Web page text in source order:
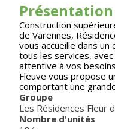
Présentation
Construction
de Varennes,
vous accueille dans
tous les services,
attentive à vos
Fleuve vous propose
comportant une
Groupe
Les Résidences Fleur
Nombre d'unités